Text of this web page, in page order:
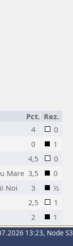
Pct. Rez.
4
0
0
1
4,5
0
Mare 3,5
0
Noi 3
½
2,5
1
2 1
13:23, Node S3